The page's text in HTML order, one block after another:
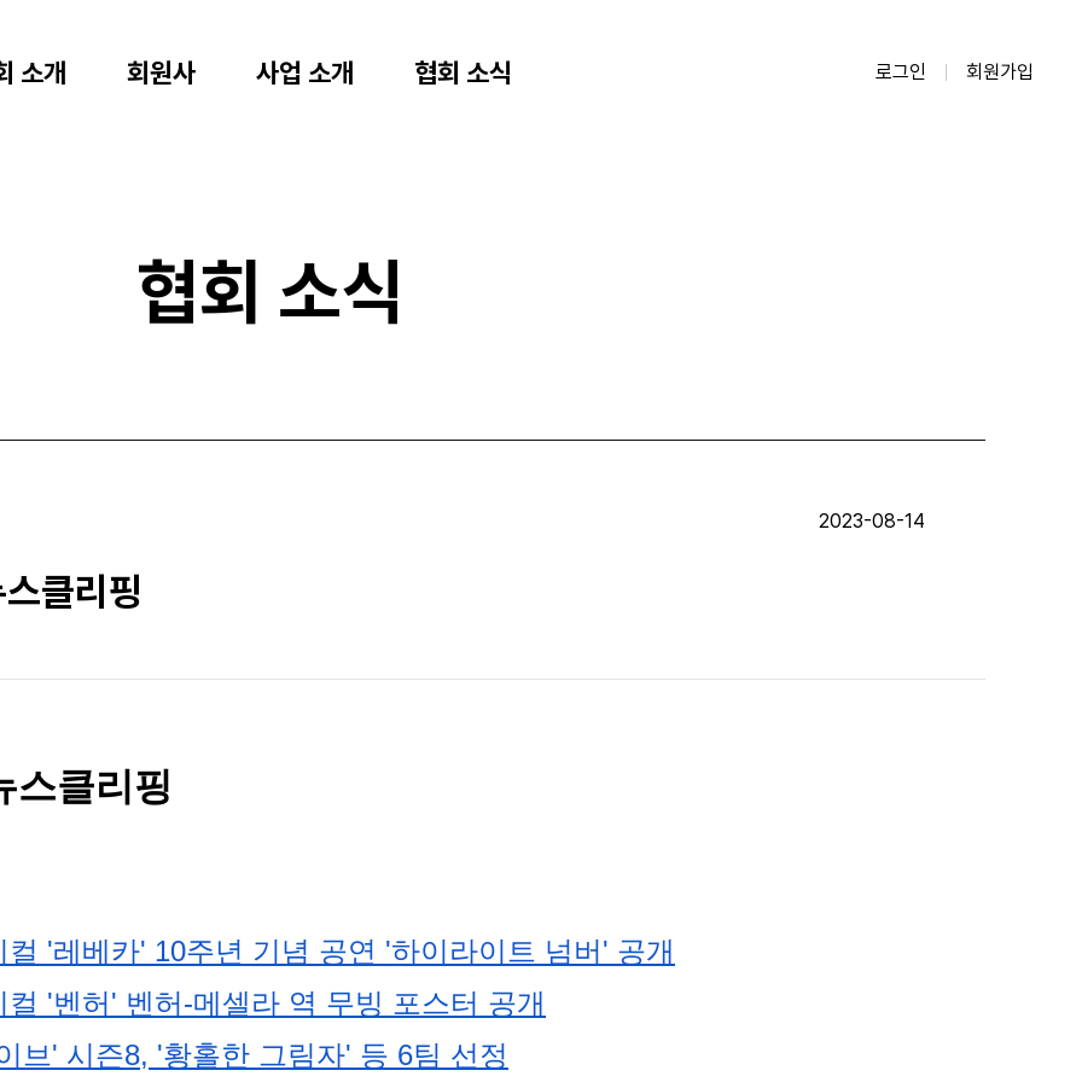
소개 회원사 사업 소개 협회 소식 로그인 회원가입
협회 소식
2023-08-14
클리핑
스클리핑
컬 '레베카' 10주년 기념 공연 '하이라이트 넘버' 공개
컬 '벤허' 벤허-메셀라 역 무빙 포스터 공개
브' 시즌8, '황홀한 그림자' 등 6팀 선정